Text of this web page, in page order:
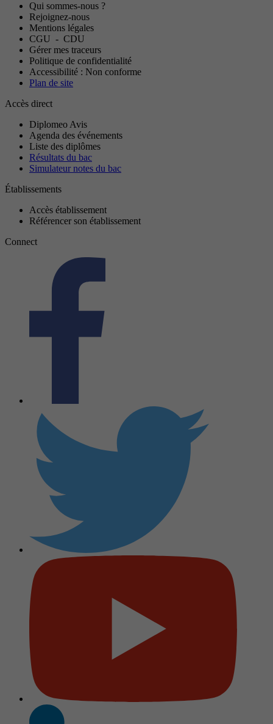
Qui sommes-nous ?
Rejoignez-nous
Mentions légales
CGU - CDU
Gérer mes traceurs
Politique de confidentialité
Accessibilité : Non conforme
Plan de site
Accès direct
Diplomeo Avis
Agenda des événements
Liste des diplômes
Résultats du bac
Simulateur notes du bac
Établissements
Accès établissement
Référencer son établissement
Connect